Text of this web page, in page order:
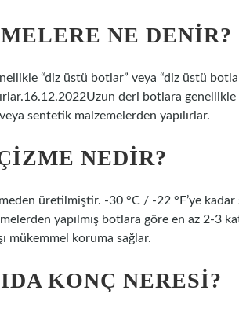
NE DENIR?
“diz üstü botlar” veya “diz üstü
deri botlara
sentetik malzemelerden yapılırlar.
NEDIR?
üretilmiştir. -30 °C / -22 °F’ye kadar
yapılmış botlara göre en az 2-3
mükemmel koruma sağlar.
KONÇ NERESI?